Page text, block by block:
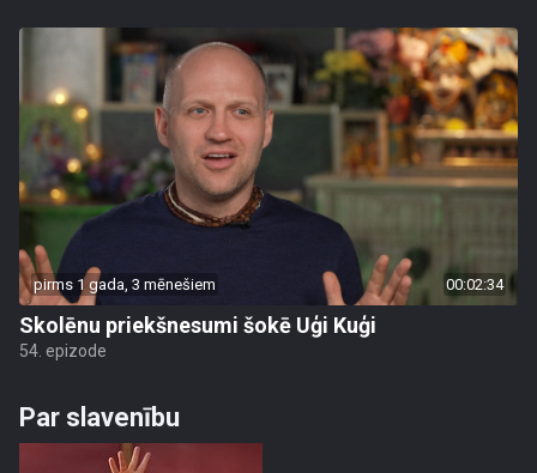
pirms 1 gada, 3 mēnešiem 00:02:34
Skolēnu priekšnesumi šokē Uģi Kuģi
54. epizode
Par slavenību